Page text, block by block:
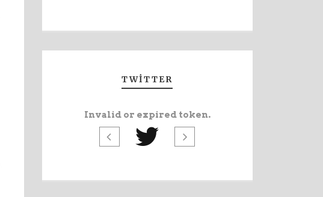
TWITTER
Invalid or expired token.